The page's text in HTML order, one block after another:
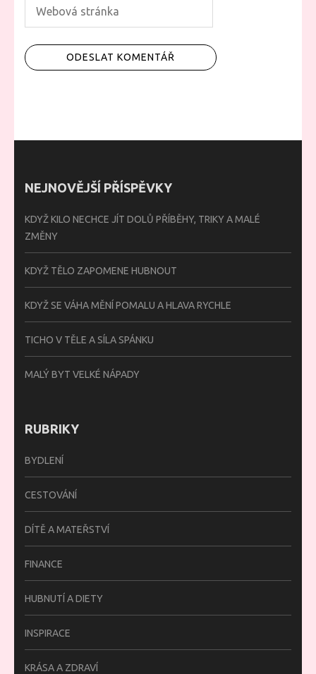
NEJNOVĚJŠÍ PŘÍSPĚVKY
KDYŽ KILO NECHCE JÍT DOLŮ PŘÍBĚHY, TRIKY A MALÉ
ZMĚNY
KDYŽ TĚLO ZAPOMENE HUBNOUT
KDYŽ SE VÁHA MĚNÍ POMALU A HLAVA RYCHLE
TICHO V TĚLE A SÍLA SPÁNKU
MALÝ BYT VELKÉ NÁPADY
RUBRIKY
BYDLENÍ
CESTOVÁNÍ
DÍTĚ A MATEŘSTVÍ
FINANCE
HUBNUTÍ A DIETY
INSPIRACE
KRÁSA A ZDRAVÍ